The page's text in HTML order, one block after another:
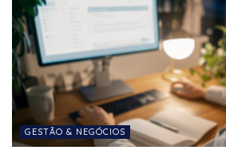
GESTÃO & NEGÓCIOS